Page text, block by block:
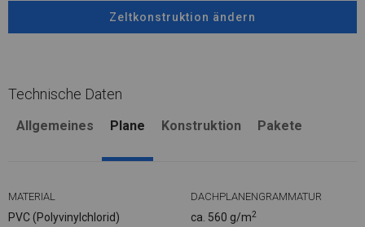
Zeltkonstruktion ändern
Technische Daten
Allgemeines Plane Konstruktion Pakete
MATERIAL
PVC (Polyvinylchlorid)
DACHPLANENGRAMMATUR
ca. 560 g/m2